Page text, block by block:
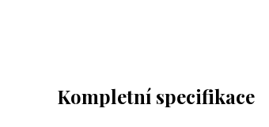
Kompletní specifikace